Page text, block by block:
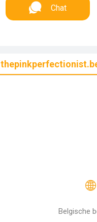
Chat
Belgische